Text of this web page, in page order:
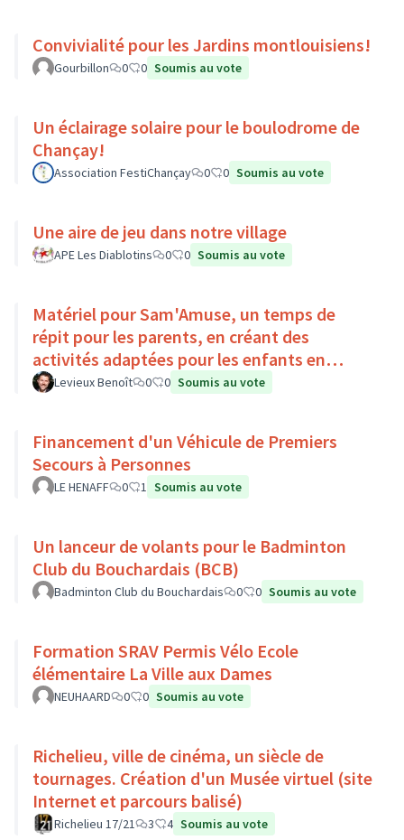
Convivialité pour les Jardins montlouisiens!
Gourbillon 0 0 Soumis au vote
Un éclairage solaire pour le boulodrome de
Chançay!
Association FestiChançay 0 0 Soumis au vote
Une aire de jeu dans notre village
APE Les Diablotins 0 0 Soumis au vote
Matériel pour Sam'Amuse, un temps de
répit pour les parents, en créant des
activités adaptées pour les enfants en
situation de handicap
Levieux Benoît 0 0 Soumis au vote
Financement d'un Véhicule de Premiers
Secours à Personnes
LE HENAFF 0 1 Soumis au vote
Un lanceur de volants pour le Badminton
Club du Bouchardais (BCB)
Badminton Club du Bouchardais 0 0 Soumis au vote
Formation SRAV Permis Vélo Ecole
élémentaire La Ville aux Dames
NEUHAARD 0 0 Soumis au vote
Richelieu, ville de cinéma, un siècle de
tournages. Création d'un Musée virtuel (site
Internet et parcours balisé)
Richelieu 17/21 3 4 Soumis au vote